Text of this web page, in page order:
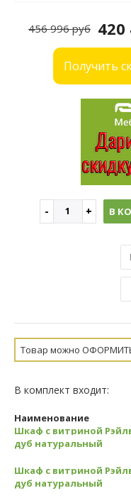
420
456 996 руб
Получить
В
Товар можно
В комплект входит:
Наименование
Шкаф с витриной
дуб натуральный
Шкаф с витриной
дуб натуральный